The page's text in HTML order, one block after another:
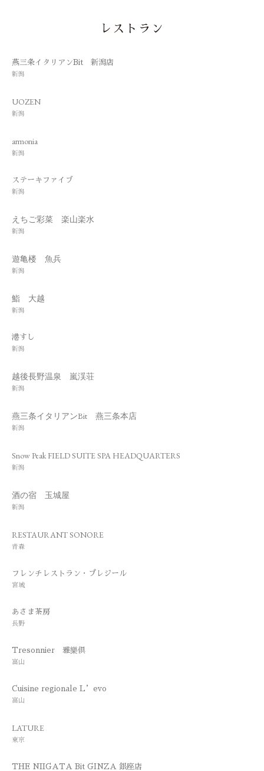
レストラン
燕三条イタリアンBit 新潟店
新潟
UOZEN
新潟
armonia
新潟
ステーキファイブ
新潟
えちご彩菜 楽山楽水
新潟
遊亀楼 魚兵
新潟
鮨 大越
新潟
港すし
新潟
越後長野温泉 嵐渓荘
新潟
燕三条イタリアンBit 燕三条本店
新潟
Snow Peak FIELD SUITE SPA HEADQUARTERS
新潟
酒の宿 玉城屋
新潟
RESTAURANT SONORE
青森
フレンチレストラン・プレジール
宮城
あさま茶房
長野
Tresonnier 雅樂倶
富山
Cuisine regionale L’evo
富山
LATURE
東京
THE NIIGATA Bit GINZA 銀座店